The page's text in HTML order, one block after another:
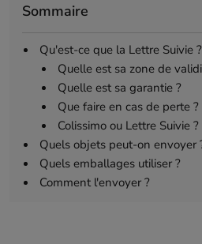
Sommaire
Qu'est-ce que la Lettre Suivie ?
Quelle est sa zone de
Quelle est sa garantie ?
Que faire en cas de perte ?
Colissimo ou Lettre Suivie ?
Quels objets peut-on envoyer
Quels emballages utiliser ?
Comment l'envoyer ?